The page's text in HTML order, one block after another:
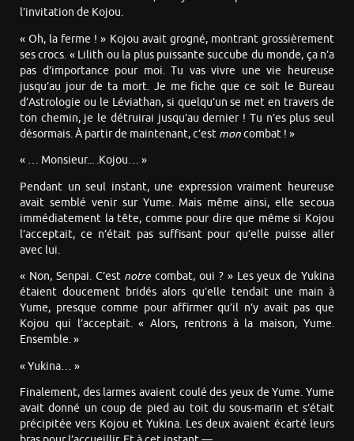
l’invitation de Kojou.
« Oh, la ferme ! » Kojou avait grogné, montrant grossièrement
ses crocs. « Lilith ou la plus puissante succube du monde, ça n’a
pas d’importance pour moi. Tu vas vivre une vie heureuse
jusqu’au jour de ta mort. Je me fiche que ce soit le Bureau
d’Astrologie ou le Léviathan, si quelqu’un se met en travers de
ton chemin, je le détruirai jusqu’au dernier ! Tu n’es plus seul
désormais. À partir de maintenant, c’est moncombat ! »
« … Monsieur... .Kojou… »
Pendant un seul instant, une expression vraiment heureuse
avait semblé venir sur Yume. Mais même ainsi, elle secoua
immédiatement la tête, comme pour dire que même si Kojou
l’acceptait, ce n’était pas suffisant pour qu’elle puisse aller
avec lui.
« Non, Senpai. C’est notrecombat, oui ? » Les yeux de Yukina
étaient doucement bridés alors qu’elle tendait une main à
Yume, presque comme pour affirmer qu’il n’y avait pas que
Kojou qui l’acceptait. « Alors, rentrons à la maison, Yume.
Ensemble. »
« Yukina… »
Finalement, des larmes avaient coulé des yeux de Yume. Yume
avait donné un coup de pied au toit du sous-marin et s’était
précipitée vers Kojou et Yukina. Les deux avaient écarté leurs